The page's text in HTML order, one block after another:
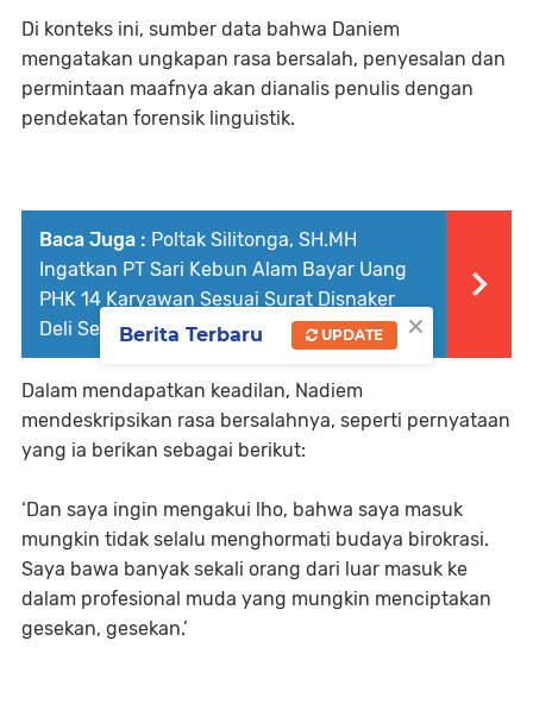
Di konteks ini, sumber data bahwa Daniem
mengatakan ungkapan rasa bersalah, penyesalan dan
permintaan maafnya akan dianalis penulis dengan
pendekatan forensik linguistik.
Baca Juga : Poltak Silitonga, SH.MH
Ingatkan PT Sari Kebun Alam Bayar Uang
PHK 14 Karyawan Sesuai Surat Disnaker
Deli Serdang
Dalam mendapatkan keadilan, Nadiem
mendeskripsikan rasa bersalahnya, seperti pernyataan
yang ia berikan sebagai berikut:
‘Dan saya ingin mengakui lho, bahwa saya masuk
mungkin tidak selalu menghormati budaya birokrasi.
Saya bawa banyak sekali orang dari luar masuk ke
dalam profesional muda yang mungkin menciptakan
gesekan, gesekan.’
×
Berita Terbaru UPDATE